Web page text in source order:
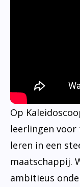
Op
leerlingen voor
leren in een
maatschappij.
ambitieus